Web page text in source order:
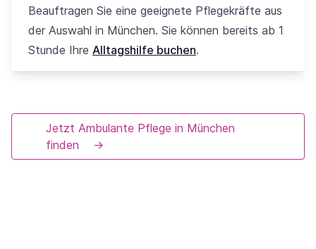
Beauftragen Sie eine geeignete Pflegekräfte aus
der Auswahl in München. Sie können bereits ab 1
Stunde Ihre Alltagshilfe buchen.
Jetzt Ambulante Pflege in München
finden
→